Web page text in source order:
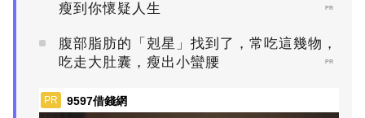
瘦到你懷疑人生
PR
腹部脂肪的「剋星」找到了，常吃這幾物，
吃走大肚囊，瘦出小蠻腰
PR
PR 9597借錢網